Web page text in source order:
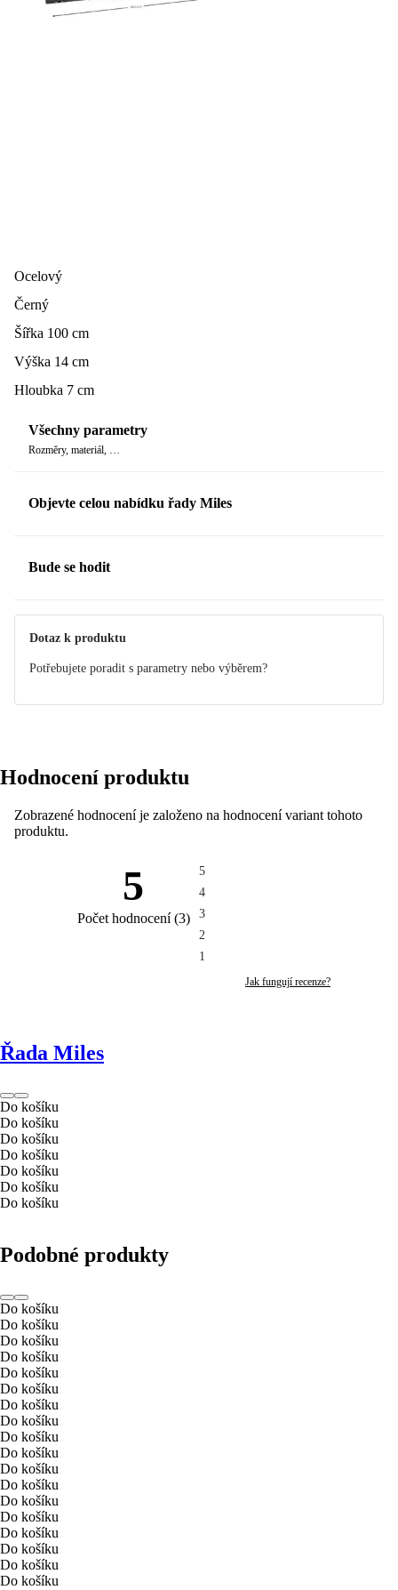
Ocelový
Černý
Šířka 100 cm
Výška 14 cm
Hloubka 7 cm
Všechny parametry
Rozměry, materiál, …
Objevte celou nabídku řady Miles
Bude se hodit
Dotaz k produktu
Potřebujete poradit s parametry nebo výběrem?
Hodnocení produktu
Zobrazené hodnocení je založeno na hodnocení variant tohoto
produktu.
5
Počet hodnocení(3)
5
4
3
2
1
Jak fungují recenze?
Řada Miles
Do košíku
Do košíku
Do košíku
Do košíku
Do košíku
Do košíku
Do košíku
Podobné produkty
Do košíku
Do košíku
Do košíku
Do košíku
Do košíku
Do košíku
Do košíku
Do košíku
Do košíku
Do košíku
Do košíku
Do košíku
Do košíku
Do košíku
Do košíku
Do košíku
Do košíku
Do košíku